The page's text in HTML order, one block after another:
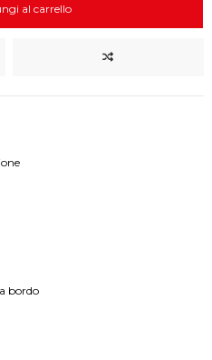
al carrello
bordo